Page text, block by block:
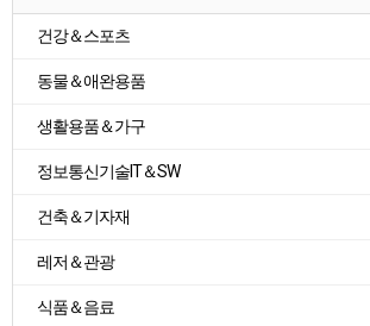
건강＆스포츠
동물＆애완용품
생활용품＆가구
정보통신기술IT＆SW
건축＆기자재
레저＆관광
식품＆음료